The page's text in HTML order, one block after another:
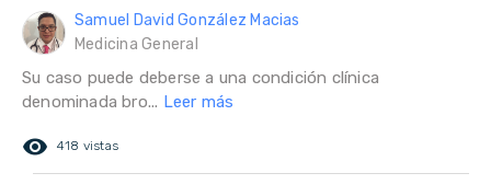
Samuel David González Macias
Medicina General
Su caso puede deberse a una condición clínica
denominada bro... Leer más
remove_red_eye 418 vistas